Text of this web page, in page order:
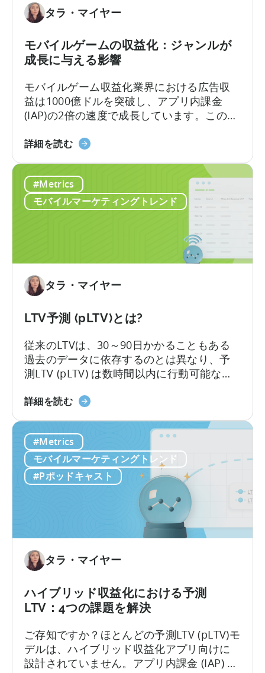
す
き
10
の
理
由
入
ト
リ
ビ
ュ
ー
シ
ン
い
タラ・マイヤー
モバイルゲームの収益化：ジャンルが
成長に与える影響
モバイルゲーム収益化業界における広告収
益は1000億ドルを突破し、アプリ内課金
(IAP)の2倍の速度で成長しています。この変
してIAPのみを軸に収益化戦略を構築してお
詳細を読むモ
ル
ゲ
ー
化
つ
い
て：
ジ
ャ
ル
長
に
与
え
#Metrics
モバイルマーケティングトレンド
タラ・マイヤー
LTV予測 (pLTV)とは?
従来のLTVは、30～90日かかることもある
過去のデータに依存するのとは異なり、予
測LTV (pLTV) は数時間以内に行動可能な予
ターンや知見と現在の行動シグナルを組み
す。これにより、最適なタイミングでキャ
ンペーンやチャネルを最適化し、より迅速
に行動を起こすことが可能になります。
詳細を読むLTV
（pLTV）
と
は？
#Metrics
モバイルマーケティングトレンド
#Pポッドキャスト
タラ・マイヤー
ハイブリッド収益化における予測
LTV：4つの課題を解決
ご存知ですか？ほとんどの予測LTV (pLTV)モ
デルは、ハイブリッド収益化アプリ向けに
設計されていません。アプリ内課金 (IAP) と